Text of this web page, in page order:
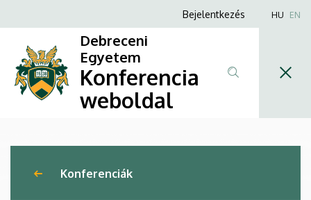
Debreceni
Környezetvédelmi
és
(DeKöViF)
a
tartalomra
Anonim
menüje
Bejelentkezés HU EN
Debreceni
Egyetem
Konferencia
weboldal
Konferenciák